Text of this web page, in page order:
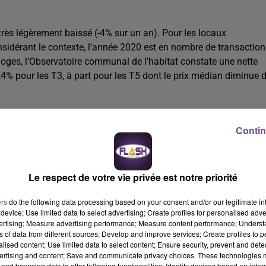
légèrement baissé (-4% sur un an). Pour les locaux
le contexte, l’année 2020 est en nombre de
l’Observatoire communal de l’habitat constate une nette
pour les T3, à part pour les T5 dont le prix médian diminue
la première couronne il y a beaucoup de demandes pour
la demande s’est élargie à la 2e et 3e couronne de Limoges.
est, depuis quatre ans, sur un plateau qui stagne
qui ne progresse pas, explique la stagnation des volumes.
freiné les chantiers mais aussi par le recul des permis de
de certains projets immobiliers.
Le respect de votre vie privée est notre priorité
do the following data processing based on your consent and/or our legitimate
Use limited data to select advertising; Create profiles for personalised
Measure advertising performance; Measure content performance;
of data from different sources; Develop and improve services; Create profiles to
content; Use limited data to select content; Ensure security, prevent and
and content; Save and communicate privacy choices. These technologies